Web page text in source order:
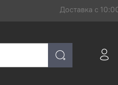
Доставка с